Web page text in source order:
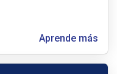
Aprende más